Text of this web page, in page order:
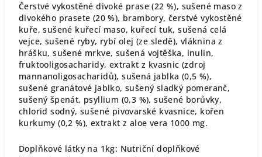
Čerstvé vykostěné divoké prase (22 %), sušené maso z
divokého prasete (20 %), brambory, čerstvé vykostěné
kuře, sušené kuřecí maso, kuřecí tuk, sušená celá
vejce, sušené ryby, rybí olej (ze sledě), vláknina z
hrášku, sušené mrkve, sušená vojtěška, inulin,
fruktooligosacharidy, extrakt z kvasnic (zdroj
mannanoligosacharidů), sušená jablka (0,5 %),
sušené granátové jablko, sušený sladký pomeranč,
sušený špenát, psyllium (0,3 %), sušené borůvky,
chlorid sodný, sušené pivovarské kvasnice, kořen
kurkumy (0,2 %), extrakt z aloe vera 1000 mg.
Doplňkové látky na 1kg: Nutriční doplňkové